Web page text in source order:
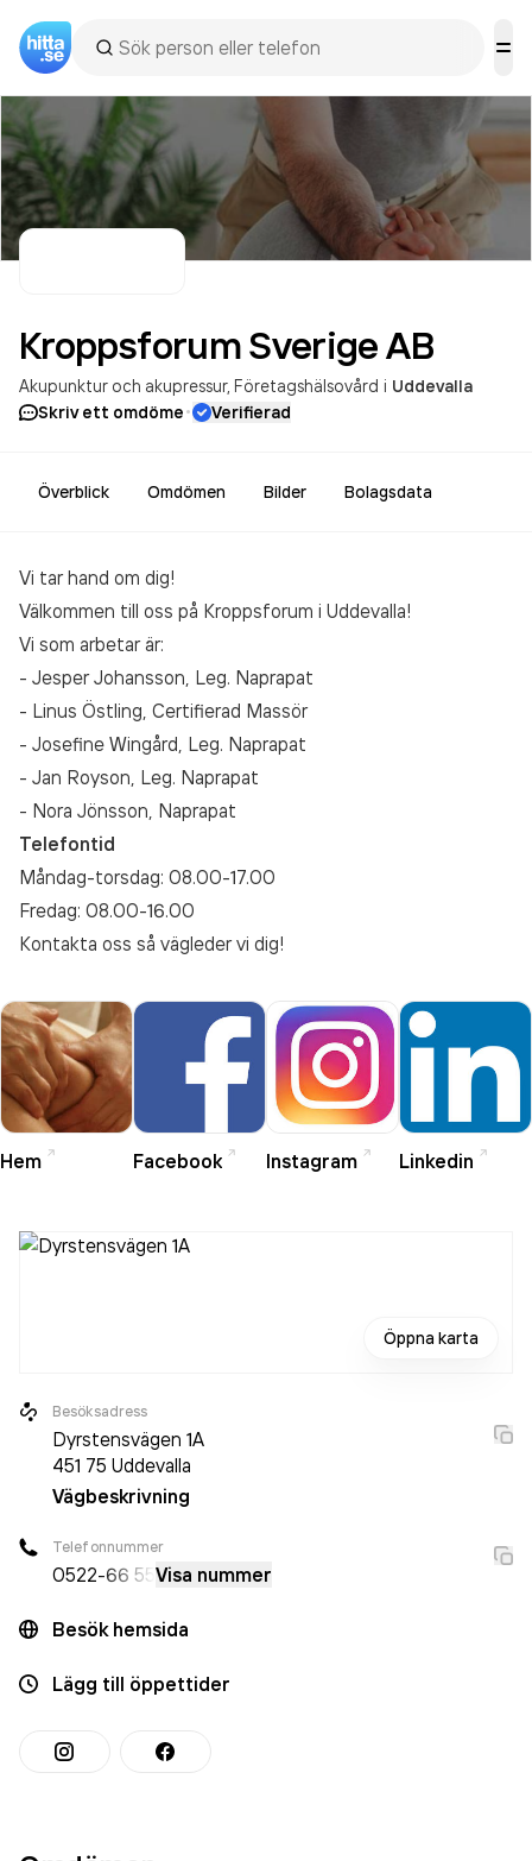
Kroppsforum SverigeAB
Akupunktur och akupressur Företagshälsovård i Uddevalla
Skriv ett omdöme· Verifierad
Överblick Omdömen Bilder Bolagsdata
Vi tar hand om dig!
Välkommen till oss på Kroppsforum i Uddevalla!
Vi som arbetar är:
- Jesper Johansson, Leg. Naprapat
- Linus Östling, Certifierad Massör
- Josefine Wingård, Leg. Naprapat
- Jan Royson, Leg. Naprapat
- Nora Jönsson, Naprapat
Telefontid
Måndag-torsdag: 08.00-17.00
Fredag: 08.00-16.00
Kontakta oss så vägleder vi dig!
Hem Facebook Instagram Linkedin
Öppna karta
Besöksadress
Dyrstensvägen 1A
451 75 Uddevalla
Vägbeskrivning
Telefonnummer
0522-66 55 Visa nummer
Besök hemsida
Lägg till öppettider